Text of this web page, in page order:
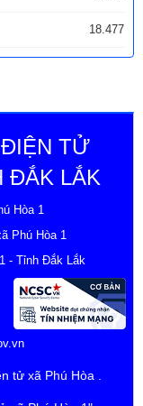
18.477
TỬ
ĐẮK LẮK
Hòa 1
Phú Hòa 1
- Tỉnh Đắk Lắk
tử xã Phú Hòa .